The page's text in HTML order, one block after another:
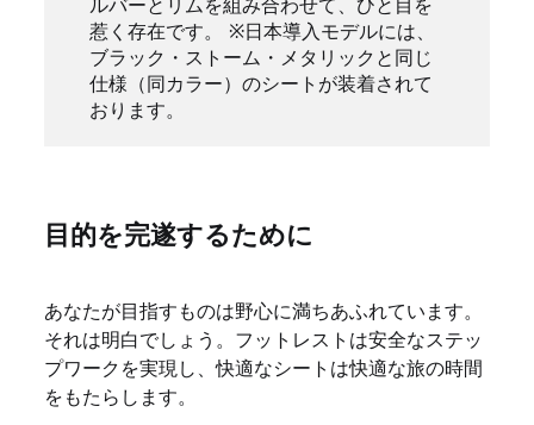
惹く存在です。 ※日本導入モデルには、
ブラック・ストーム・メタリックと同じ
仕様（同カラー）のシートが装着されて
おります。
目的を完遂するために
あなたが目指すものは野心に満ちあふれています。
それは明白でしょう。フットレストは安全なステッ
プワークを実現し、快適なシートは快適な旅の時間
をもたらします。